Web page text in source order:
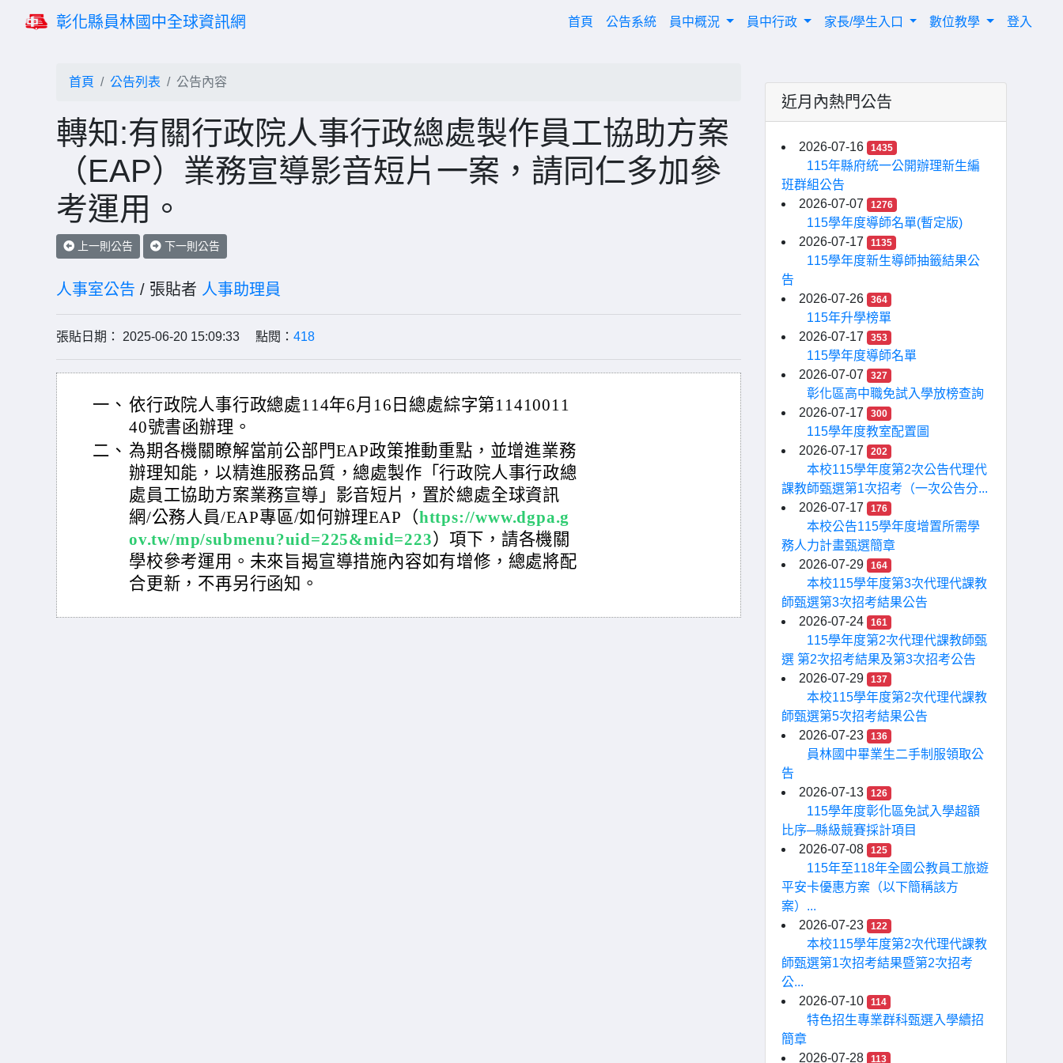
彰化縣員林國中全球資訊網 首頁 (current)
公告系統 員中概況 員中行政 家長/學生入口 數位教學 登入
首頁 公告列表 公告內容
轉知:有關行政院人事行政總處製作員工協助方案
（EAP）業務宣導影音短片一案，請同仁多加參
考運用。
上一則公告 下一則公告
人事室公告 / 張貼者 人事助理員
張貼日期： 2025-06-20 15:09:33 點閱： 418
一、 依行政院人事行政總處114年6月16日總處綜字第11410011
40號書函辦理。
二、 為期各機關瞭解當前公部門EAP政策推動重點，並增進業務
辦理知能，以精進服務品質，總處製作「行政院人事行政總
處員工協助方案業務宣導」影音短片，置於總處全球資訊
網/公務人員/EAP專區/如何辦理EAP（https://www.dgpa.g
ov.tw/mp/submenu?uid=225&mid=223）項下，請各機關
學校參考運用。未來旨揭宣導措施內容如有增修，總處將配
合更新，不再另行函知。
近月內熱門公告
2026-07-16 1435
115年縣府統一公開辦理新生編
班群組公告
2026-07-07
1276
115學年度導師名單(暫定版)
2026-07-17
1135
115學年度新生導師抽籤結果公
告
2026-07-26
364
115年升學榜單
2026-07-17
353
115學年度導師名單
2026-07-07
327
彰化區高中職免試入學放榜查詢
2026-07-17
300
115學年度教室配置圖
2026-07-17
202
本校115學年度第2次公告代理代
課教師甄選第1次招考（一次公告分...
2026-07-17
176
本校公告115學年度增置所需學
務人力計畫甄選簡章
2026-07-29
164
本校115學年度第3次代理代課教
師甄選第3次招考結果公告
2026-07-24
161
115學年度第2次代理代課教師甄
選 第2次招考結果及第3次招考公告
2026-07-29
137
本校115學年度第2次代理代課教
師甄選第5次招考結果公告
2026-07-23
136
員林國中畢業生二手制服領取公
告
2026-07-13
126
115學年度彰化區免試入學超額
比序─縣級競賽採計項目
2026-07-08
125
115年至118年全國公教員工旅遊
平安卡優惠方案（以下簡稱該方
案）...
2026-07-23
122
本校115學年度第2次代理代課教
師甄選第1次招考結果暨第2次招考
公...
2026-07-10
114
特色招生專業群科甄選入學續招
簡章
2026-07-28
113